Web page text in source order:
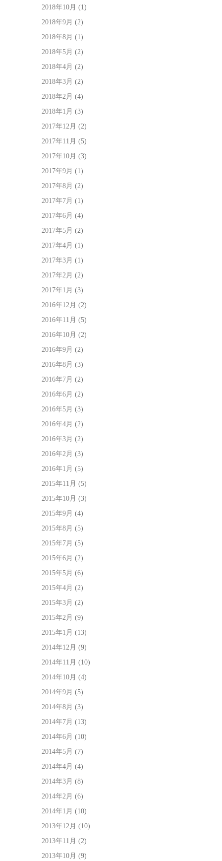
2018年10月 (1)
2018年9月 (2)
2018年8月 (1)
2018年5月 (2)
2018年4月 (2)
2018年3月 (2)
2018年2月 (4)
2018年1月 (3)
2017年12月 (2)
2017年11月 (5)
2017年10月 (3)
2017年9月 (1)
2017年8月 (2)
2017年7月 (1)
2017年6月 (4)
2017年5月 (2)
2017年4月 (1)
2017年3月 (1)
2017年2月 (2)
2017年1月 (3)
2016年12月 (2)
2016年11月 (5)
2016年10月 (2)
2016年9月 (2)
2016年8月 (3)
2016年7月 (2)
2016年6月 (2)
2016年5月 (3)
2016年4月 (2)
2016年3月 (2)
2016年2月 (3)
2016年1月 (5)
2015年11月 (5)
2015年10月 (3)
2015年9月 (4)
2015年8月 (5)
2015年7月 (5)
2015年6月 (2)
2015年5月 (6)
2015年4月 (2)
2015年3月 (2)
2015年2月 (9)
2015年1月 (13)
2014年12月 (9)
2014年11月 (10)
2014年10月 (4)
2014年9月 (5)
2014年8月 (3)
2014年7月 (13)
2014年6月 (10)
2014年5月 (7)
2014年4月 (4)
2014年3月 (8)
2014年2月 (6)
2014年1月 (10)
2013年12月 (10)
2013年11月 (2)
2013年10月 (9)